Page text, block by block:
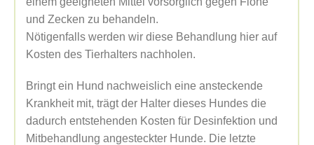
und Zecken zu behandeln.
Nötigenfalls werden wir diese Behandlung hier auf
Kosten des Tierhalters nachholen.
Bringt ein Hund nachweislich eine ansteckende
Krankheit mit, trägt der Halter dieses Hundes die
dadurch entstehenden Kosten für Desinfektion und
Mitbehandlung angesteckter Hunde. Die letzte